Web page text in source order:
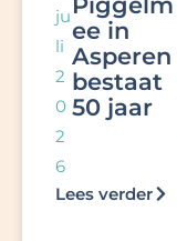
ju
li
2
0
2
6
ee in
Asperen
bestaat
50 jaar
Lees verder